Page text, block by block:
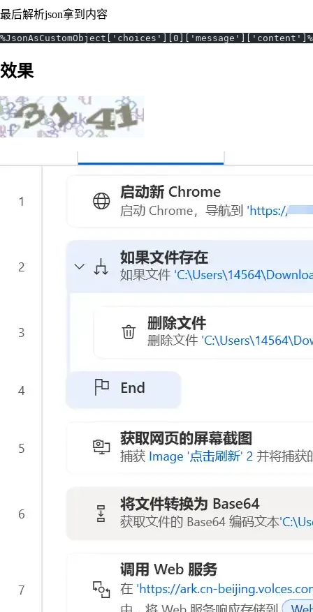
最后解析json拿到内容
%JsonAsCustomObject['choices'][0]['message']['content']%
效果